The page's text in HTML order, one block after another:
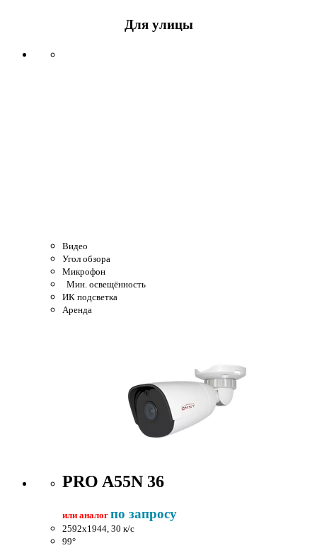
Для улицы
Видео
Угол обзора
Микрофон
Мин. освещённость
ИК подсветка
Аренда
PRO A55N 36
или аналог по запросу
2592x1944, 30 к/c
99°